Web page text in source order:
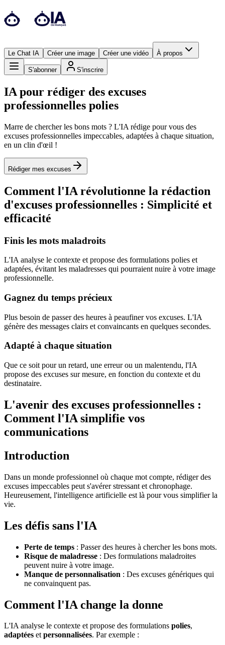
Le Chat IA Créer une image Créer une vidéo À propos
S'abonner S'inscrire
IA pour rédiger des excuses
professionnelles polies
Marre de chercher les bons mots ? L'IA rédige pour vous des
excuses professionnelles impeccables, adaptées à chaque situation,
en un clin d'œil !
Rédiger mes excuses
Comment l'IA révolutionne la rédaction
d'excuses professionnelles : Simplicité et
efficacité
Finis les mots maladroits
L'IA analyse le contexte et propose des formulations polies et
adaptées, évitant les maladresses qui pourraient nuire à votre image
professionnelle.
Gagnez du temps précieux
Plus besoin de passer des heures à peaufiner vos excuses. L'IA
génère des messages clairs et convaincants en quelques secondes.
Adapté à chaque situation
Que ce soit pour un retard, une erreur ou un malentendu, l'IA
propose des excuses sur mesure, en fonction du contexte et du
destinataire.
L'avenir des excuses professionnelles :
Comment l'IA simplifie vos
communications
Introduction
Dans un monde professionnel où chaque mot compte, rédiger des
excuses impeccables peut s'avérer stressant et chronophage.
Heureusement, l'intelligence artificielle est là pour vous simplifier la
vie.
Les défis sans l'IA
Perte de temps : Passer des heures à chercher les bons mots.
Risque de maladresse : Des formulations maladroites
peuvent nuire à votre image.
Manque de personnalisation : Des excuses génériques qui
ne convainquent pas.
Comment l'IA change la donne
L'IA analyse le contexte et propose des formulations polies,
adaptées etpersonnalisées. Par exemple :